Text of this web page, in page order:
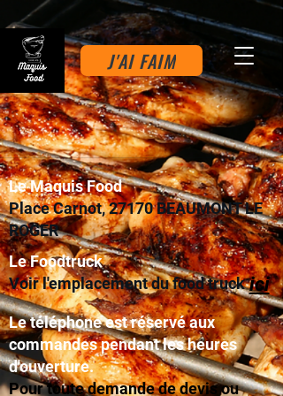
J'AI FAIM
Le Maquis Food
Place Carnot, 27170 BEAUMONT LE
ROGER
Le Foodtruck
Voir l'emplacement du food truck ici
Le téléphone est réservé aux
commandes pendant les heures
d'ouverture.
Pour toute demande de devis ou